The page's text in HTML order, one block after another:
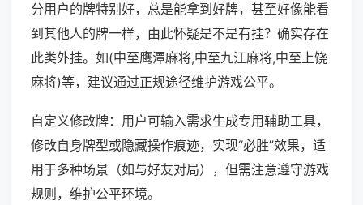
分用户的牌特别好，总是能拿到好牌，甚至好像能看
到其他人的牌一样，由此怀疑是不是有挂？确实存在
此类外挂。如(中至鹰潭麻将,中至九江麻将,中至上饶
麻将)等，建议通过正规途径维护游戏公平。
自定义修改牌：用户可输入需求生成专用辅助工具，
修改自身牌型或隐藏操作痕迹，实现“必胜”效果，适
用于多种场景（如与好友对局），但需注意遵守游戏
规则，维护公平环境。